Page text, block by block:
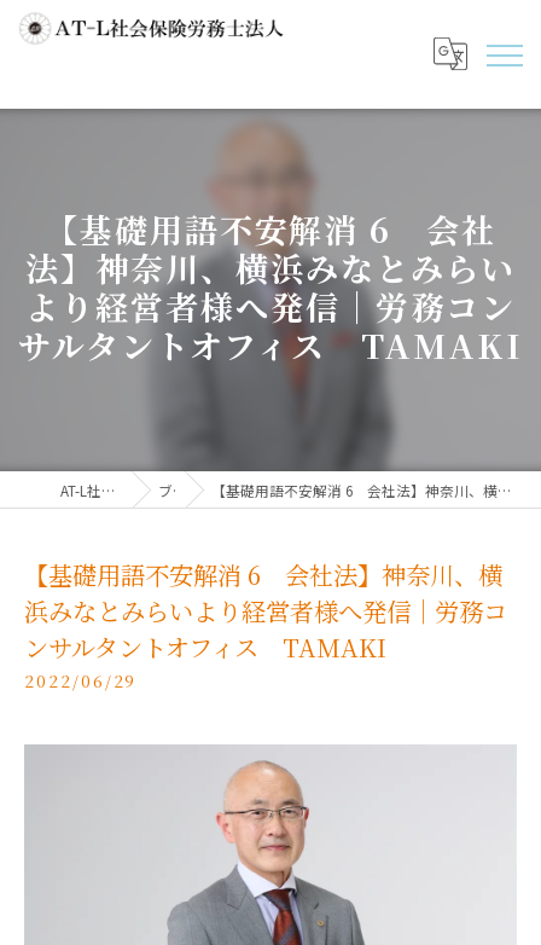
【基礎用語不安解消 6 会社
法】神奈川、横浜みなとみらい
より経営者様へ発信｜労務コン
サルタントオフィス TAMAKI
AT-L社会保険労務士法人 ブログ 【基礎用語不安解消 6 会社法】神奈川、横浜みなとみらいより経営者様へ発信｜労務コンサルタントオフィス TAMAKI
【基礎用語不安解消 6 会社法】神奈川、横
浜みなとみらいより経営者様へ発信｜労務コ
ンサルタントオフィス TAMAKI
2022/06/29